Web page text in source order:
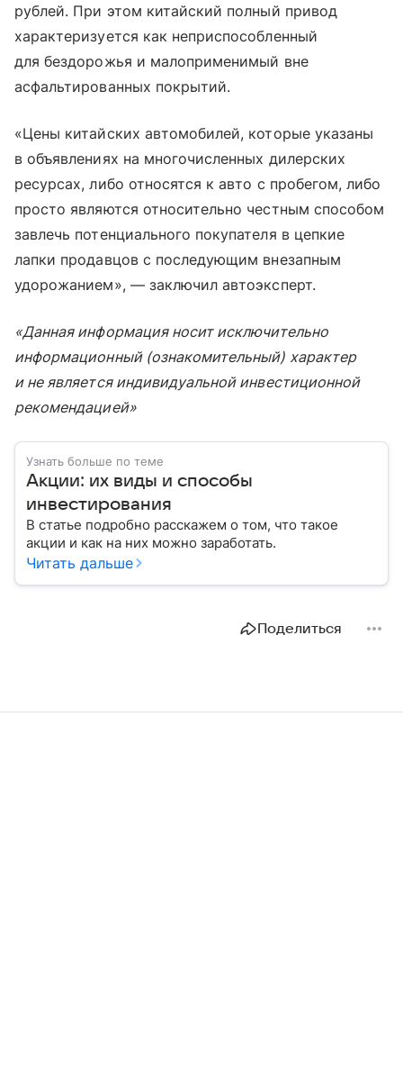
рублей. При этом китайский полный привод
характеризуется как неприспособленный
для бездорожья и малоприменимый вне
асфальтированных покрытий.
«Цены китайских автомобилей, которые указаны
в объявлениях на многочисленных дилерских
ресурсах, либо относятся к авто с пробегом, либо
просто являются относительно честным способом
завлечь потенциального покупателя в цепкие
лапки продавцов с последующим внезапным
удорожанием», — заключил автоэксперт.
«Данная информация носит исключительно
информационный (ознакомительный) характер
и не является индивидуальной инвестиционной
рекомендацией»
Узнать больше по теме
Акции: их виды и способы
инвестирования
В статье подробно расскажем о том, что такое
акции и как на них можно заработать.
Читать дальше
Поделиться